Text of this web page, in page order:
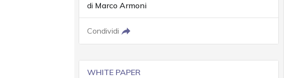
di Marco Armoni
Condividi
WHITE PAPER